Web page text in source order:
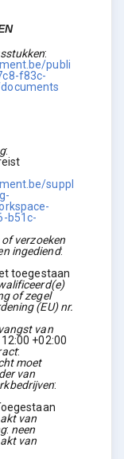
:
publi
f83c-
:
suppl
b51c-
verzoeken
ingediend:
toegestaan
of zegel
(EU) nr.
van
12:00 +02:00
:
moet
van
:
van
: neen
van